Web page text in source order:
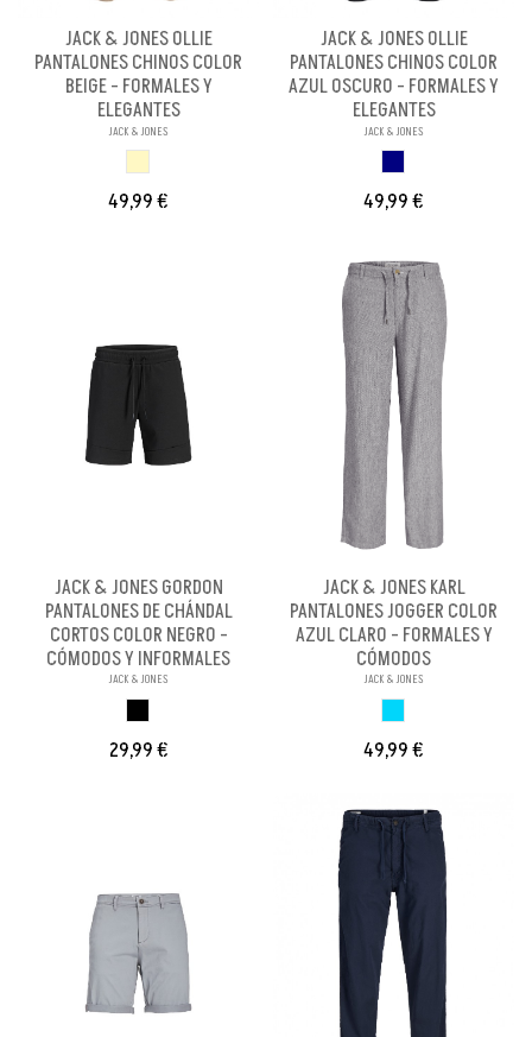
JACK & JONES OLLIE
PANTALONES CHINOS COLOR
BEIGE - FORMALES Y
ELEGANTES
JACK & JONES
49,99 €
JACK & JONES OLLIE
PANTALONES CHINOS COLOR
AZUL OSCURO - FORMALES Y
ELEGANTES
JACK & JONES
49,99 €
JACK & JONES GORDON
PANTALONES DE CHÁNDAL
CORTOS COLOR NEGRO -
CÓMODOS Y INFORMALES
JACK & JONES
29,99 €
JACK & JONES KARL
PANTALONES JOGGER COLOR
AZUL CLARO - FORMALES Y
CÓMODOS
JACK & JONES
49,99 €